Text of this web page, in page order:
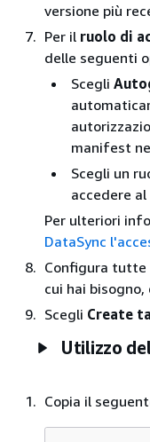
versione più
Per il ruolo di
delle seguenti
Scegli
manifest
Scegli un
accedere
Per ulteriori
DataSync
Configura
cui hai
Scegli Create
Utilizzo
Copia il